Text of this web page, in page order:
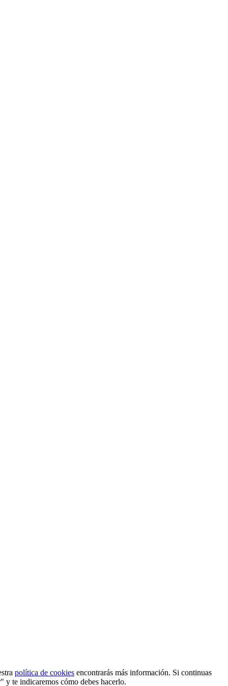
política de cookies encontrarás más información. Si continuas
y te indicaremos cómo debes hacerlo.